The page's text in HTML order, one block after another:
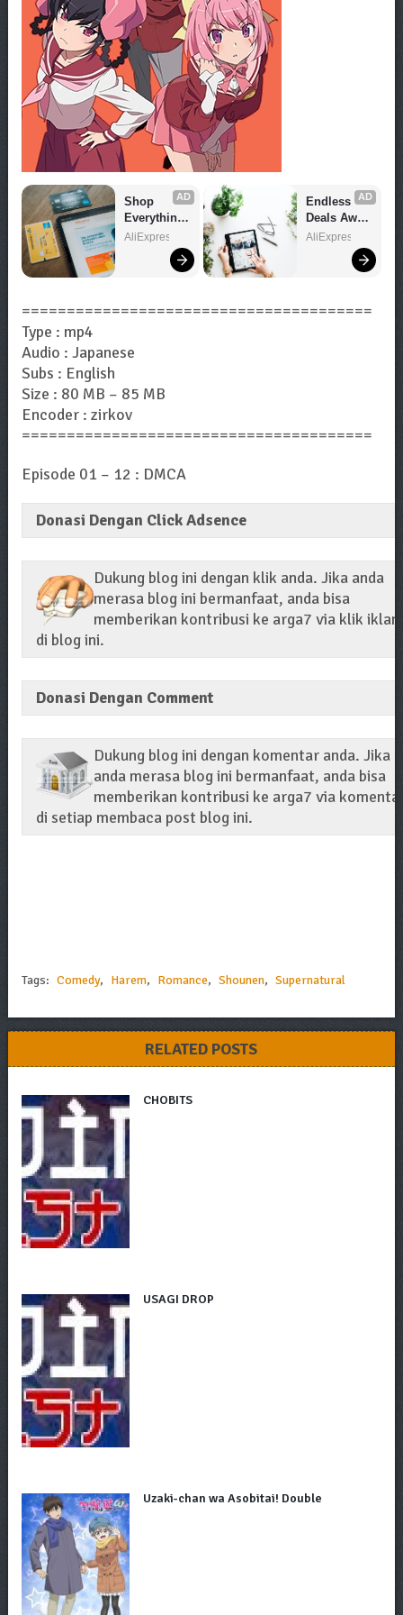
AD
Shop
Everything
You Need!
AliExpress
AD
Endless
Deals Await
– Shop
AliExpress
=======================================
Type : mp4
Audio : Japanese
Subs : English
Size : 80 MB – 85 MB
Encoder : zirkov
=======================================
Episode 01 – 12 : DMCA
Donasi Dengan Click Adsence
Dukung blog ini dengan klik anda. Jika anda
merasa blog ini bermanfaat, anda bisa
memberikan kontribusi ke arga7 via klik iklan
di blog ini.
Donasi Dengan Comment
Dukung blog ini dengan komentar anda. Jika
anda merasa blog ini bermanfaat, anda bisa
memberikan kontribusi ke arga7 via
di setiap membaca post blog ini.
Tags: Comedy, Harem, Romance, Shounen, Supernatural
RELATED POSTS
CHOBITS
USAGI DROP
Uzaki-chan wa Asobitai! Double